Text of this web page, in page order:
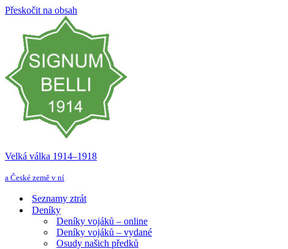
Přeskočit na obsah
Velká válka 1914–⁠⁠⁠⁠⁠⁠1918
a České země v ní
Seznamy ztrát
Deníky
Deníky vojáků – online
Deníky vojáků – vydané
Osudy našich předků